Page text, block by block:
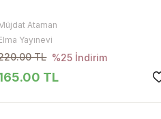
Ataman
Yayınevi
TL %25 İndirim
TL